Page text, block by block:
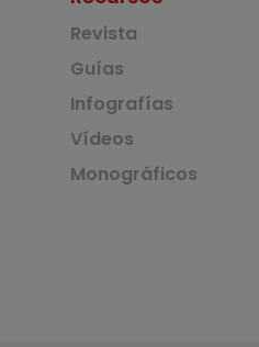
Revista
Guías
Infografías
Vídeos
Monográficos